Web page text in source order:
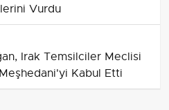
Vurdu
Irak Temsilciler Meclisi
Kabul Etti